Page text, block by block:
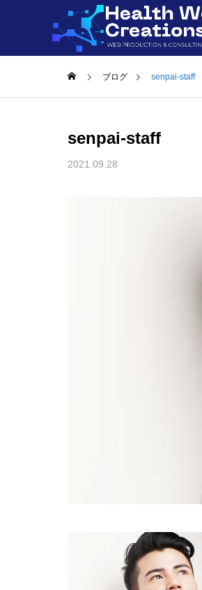
ブログ senpai-staff
senpai-staff
2021.09.28